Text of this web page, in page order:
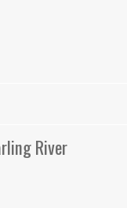
River